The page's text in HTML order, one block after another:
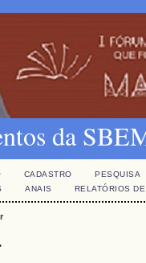
da
CADASTRO
PESQUISA
ANAIS RELATÓRIOS